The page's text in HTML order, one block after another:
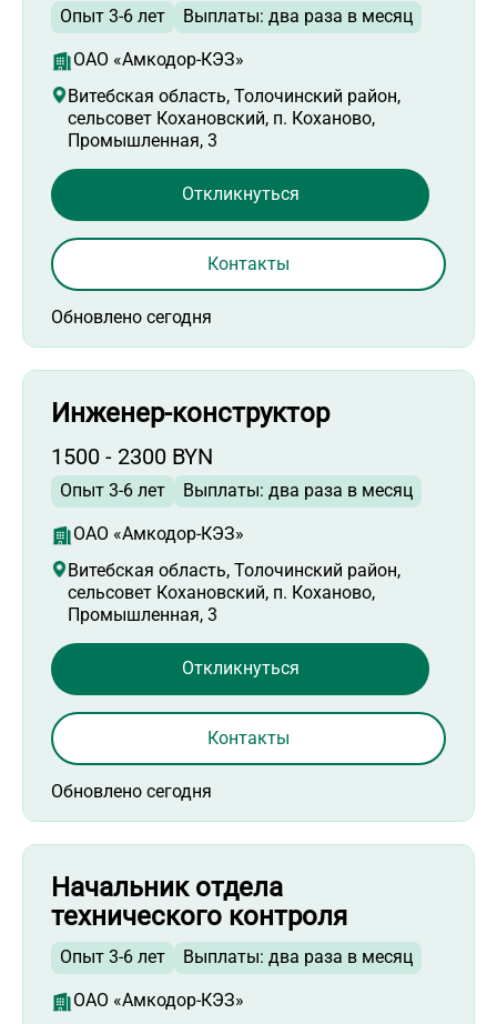
Опыт 3-6 лет Выплаты: два раза в месяц
ОАО «Амкодор-КЭЗ»
Витебская область, Толочинский район,
сельсовет Кохановский, п. Коханово,
Промышленная, 3
Обновлено сегодня
Откликнуться
Контакты
Инженер-конструктор
1500 - 2300 BYN
Опыт 3-6 лет Выплаты: два раза в месяц
ОАО «Амкодор-КЭЗ»
Витебская область, Толочинский район,
сельсовет Кохановский, п. Коханово,
Промышленная, 3
Обновлено сегодня
Откликнуться
Контакты
Начальник отдела
технического контроля
Опыт 3-6 лет Выплаты: два раза в месяц
ОАО «Амкодор-КЭЗ»